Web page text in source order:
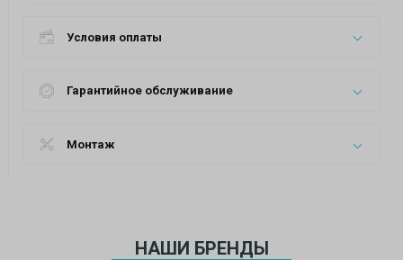
Условия оплаты
Гарантийное обслуживание
Монтаж
НАШИ БРЕНДЫ